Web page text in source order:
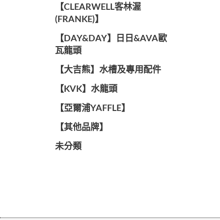
️【CLEARWELL客林渥
(FRANKE)】️
️【DAY&DAY】️日日&AVA歐
瓦龍頭
【大吉熊】水槽及專用配件
️【KVK】水龍頭️
【亞爾浦YAFFLE】
️【其他品牌】️
未分類